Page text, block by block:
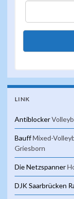
LINK
Antiblocker
BauffMixed-
Griesborn
Die Netzspanner
DJK Saarbrücken